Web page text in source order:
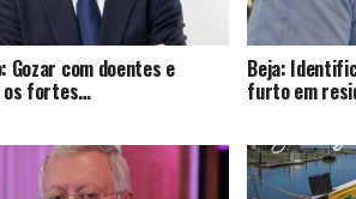
Gozar com doentes e
os fortes…
Beja:
furto em